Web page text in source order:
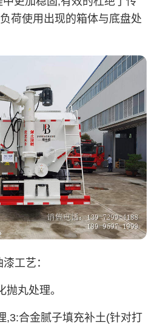
荷使用出现的箱体与底盘处
工艺：
抛丸处理。
,3:合金腻子填充补土(针对打